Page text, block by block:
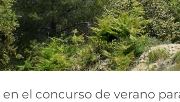
el concurso de verano